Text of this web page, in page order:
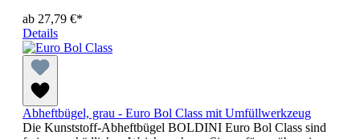
ab 27,79 €*
Details
Abheftbügel, grau - Euro Bol Class mit Umfüllwerkzeug
Die Kunststoff-Abheftbügel BOLDINI Euro Bol Class sind